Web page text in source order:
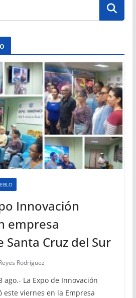
Innovación
empresa
Santa Cruz del Sur
Rodríguez
ago.- La Expo de Innovación
viernes en la Empresa